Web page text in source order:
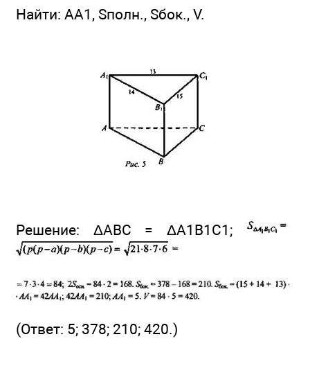
Найти: АА1, Sполн., Sбок., V.
Решение: ΔABC = ΔA1B1C1;
(Ответ: 5; 378; 210; 420.)